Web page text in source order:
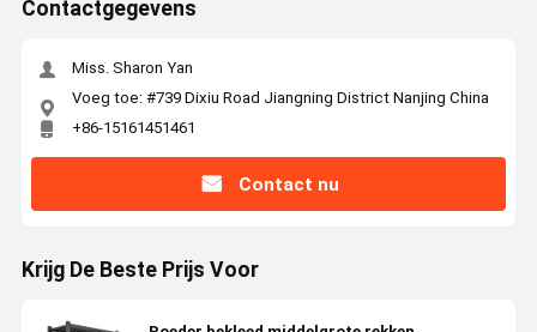
Contactgegevens
Miss. Sharon Yan
Voeg toe: #739 Dixiu Road Jiangning District Nanjing China
+86-15161451461
Contact nu
Krijg De Beste Prijs Voor